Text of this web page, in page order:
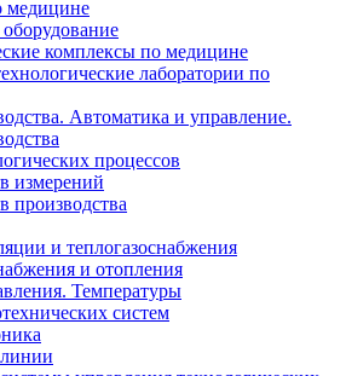
медицине
комплексы по медицине
лаборатории по
Автоматика и управление.
процессов
измерений
производства
и теплогазоснабжения
и отопления
Температуры
систем